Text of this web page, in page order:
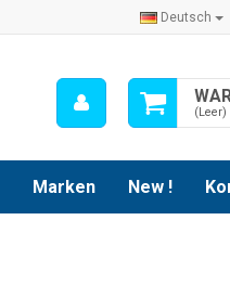
Deutsch
(Leer)
Mein
Konto
Marken New !